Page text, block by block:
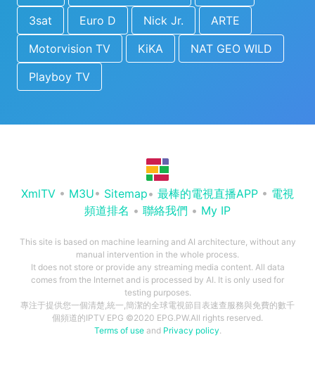
3sat
Euro D Nick Jr.
ARTE
Motorvision TV
KiKA
NAT GEO WILD
Playboy TV
XmlTV • M3U• Sitemap• 最棒的電視直播APP • 電視
頻道排名 • 聯絡我們 • My IP
This site is based on machine learning and AI architecture, without any
manual intervention in the whole process.
It does not store or provide any streaming media content. All data
comes from the Internet and is processed by AI. It is only used for
testing purposes.
專注于提供您一個清楚,統一,簡潔的全球電視節目表速查服務與免費的數千
個頻道的IPTV EPG ©2020 EPG.PW.All rights reserved.
Terms of useand Privacy policy.